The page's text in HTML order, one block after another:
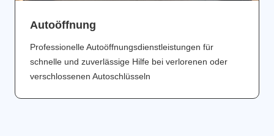
Аutoöffnung
Professionelle Autoöffnungsdienstleistungen für
schnelle und zuverlässige Hilfe bei verlorenen oder
verschlossenen Autoschlüsseln